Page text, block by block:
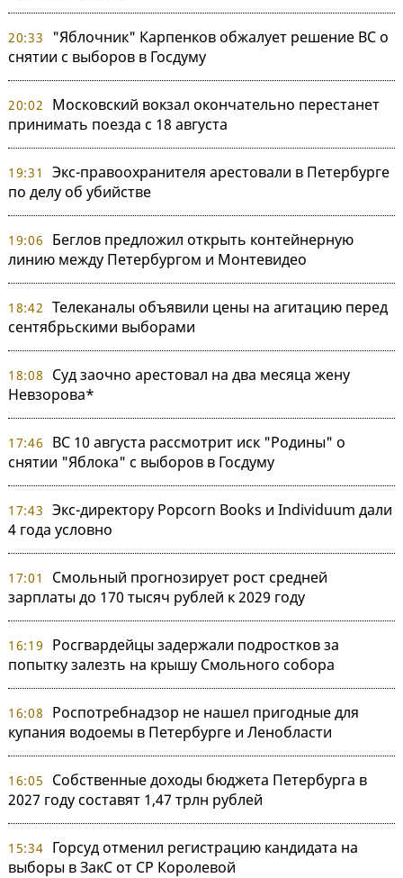
20:33
"Яблочник" Карпенков обжалует решение ВС о
снятии с выборов в Госдуму
20:02
Московский вокзал окончательно перестанет
принимать поезда с 18 августа
19:31
Экс-правоохранителя арестовали в Петербурге
по делу об убийстве
19:06
Беглов предложил открыть контейнерную
линию между Петербургом и Монтевидео
18:42 Телеканалы объявили цены на агитацию перед
сентябрьскими выборами
18:08
Суд заочно арестовал на два месяца жену
Невзорова*
17:46
ВС 10 августа рассмотрит иск "Родины" о
снятии "Яблока" с выборов в Госдуму
17:43 Экс-директору Popcorn Books и Individuum дали
4 года условно
17:01
Смольный прогнозирует рост средней
зарплаты до 170 тысяч рублей к 2029 году
16:19
Росгвардейцы задержали подростков за
попытку залезть на крышу Смольного собора
16:08
Роспотребнадзор не нашел пригодные для
купания водоемы в Петербурге и Ленобласти
16:05
Собственные доходы бюджета Петербурга в
2027 году составят 1,47 трлн рублей
15:34 Горсуд отменил регистрацию кандидата на
выборы в ЗакС от СР Королевой